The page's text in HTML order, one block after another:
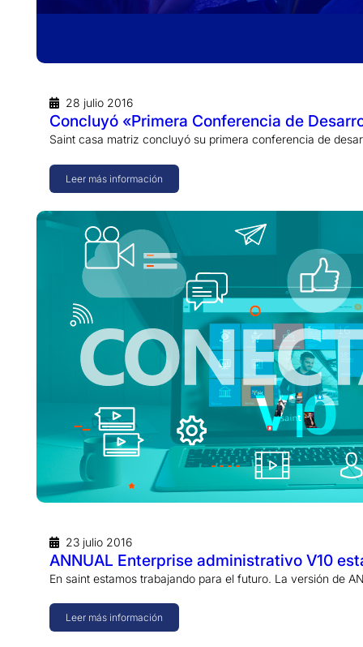
28 julio 2016
Concluyó «Primera Conferencia de
Saint casa matriz concluyó su primera conferencia de
Leer más información
23 julio 2016
ANNUAL Enterprise administrativo V10
En saint estamos trabajando para el futuro. La versión de
Leer más información